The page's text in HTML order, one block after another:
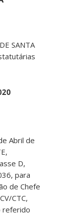
SANTA
Abril de
D,
para
de Chefe
CTC,
referido